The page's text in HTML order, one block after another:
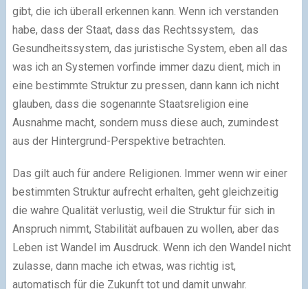
gibt, die ich überall erkennen kann. Wenn ich verstanden
habe, dass der Staat, dass das Rechtssystem, das
Gesundheitssystem, das juristische System, eben all das
was ich an Systemen vorfinde immer dazu dient, mich in
eine bestimmte Struktur zu pressen, dann kann ich nicht
glauben, dass die sogenannte Staatsreligion eine
Ausnahme macht, sondern muss diese auch, zumindest
aus der Hintergrund-Perspektive betrachten.
Das gilt auch für andere Religionen. Immer wenn wir einer
bestimmten Struktur aufrecht erhalten, geht gleichzeitig
die wahre Qualität verlustig, weil die Struktur für sich in
Anspruch nimmt, Stabilität aufbauen zu wollen, aber das
Leben ist Wandel im Ausdruck. Wenn ich den Wandel nicht
zulasse, dann mache ich etwas, was richtig ist,
automatisch für die Zukunft tot und damit unwahr.